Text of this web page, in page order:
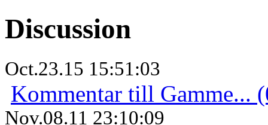
Discussion
Oct.23.15 15:51:03
Kommentar till Gamme...
Nov.08.11 23:10:09